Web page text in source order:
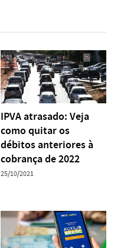
IPVA atrasado: Veja
como quitar os
débitos anteriores à
cobrança de 2022
25/10/2021